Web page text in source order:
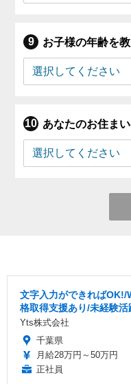
お子様の年齢を
あなたのお住ま
文字入力ができればOK!/
格取得支援あり/未経験活
Yts株式会社
千葉県
月給28万円～50万円
正社員